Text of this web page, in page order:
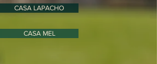
CASA LAPACHO
CASA MEL